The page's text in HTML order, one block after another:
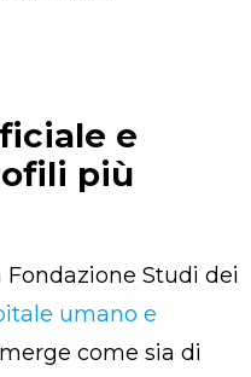
e
più
Studi dei
umano e
come sia di